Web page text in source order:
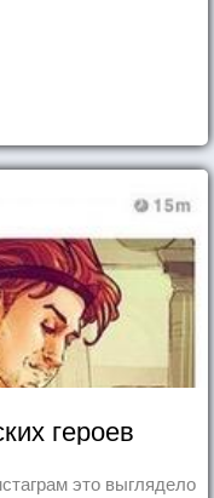
героев
это выглядело